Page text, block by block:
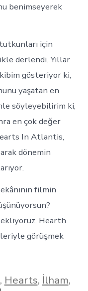
benimseyerek
için
derlendi. Yıllar
gösteriyor ki,
yaşatan en
söyleyebilirim ki,
en çok değer
In Atlantis,
dönemin
filmin
Hearth
görüşmek
, Hearts, İlham,